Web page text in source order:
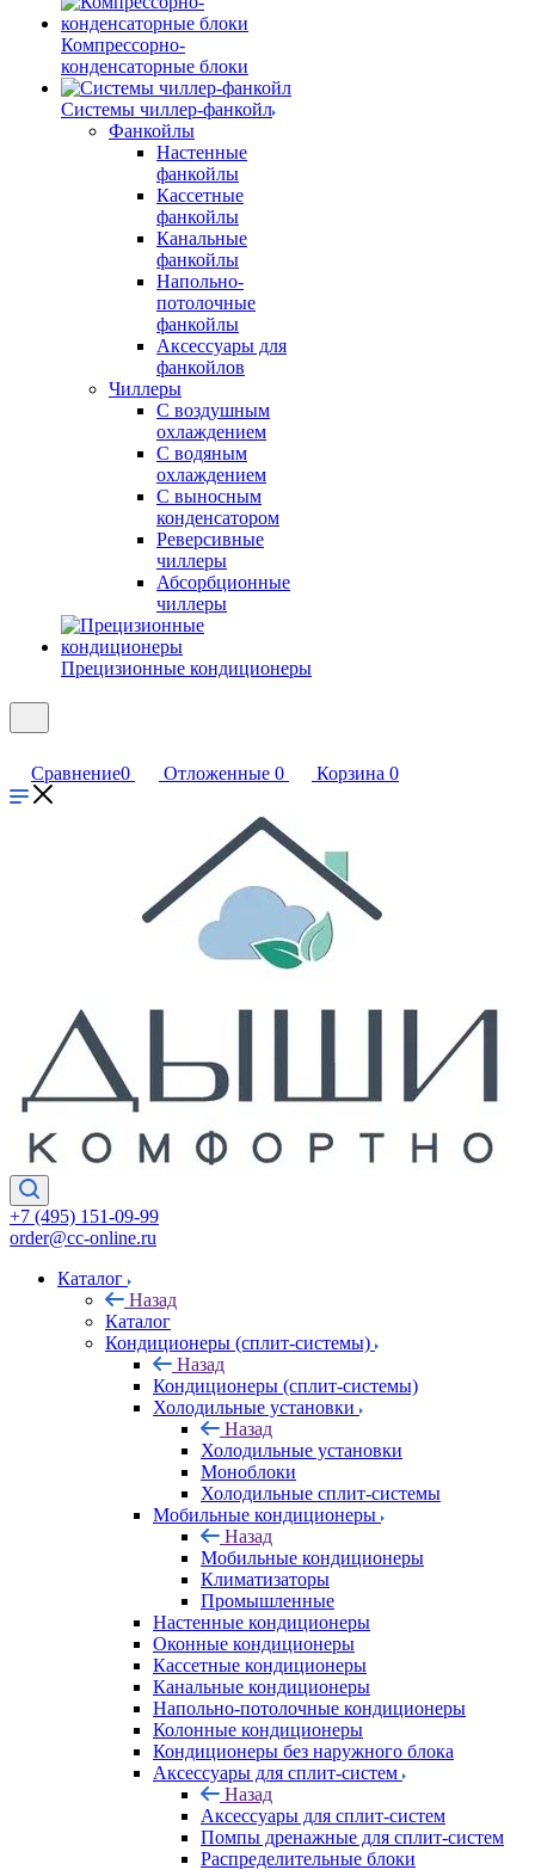
Компрессорно-
конденсаторные блоки
Системы чиллер-фанкойл
Фанкойлы
Настенные
фанкойлы
Кассетные
фанкойлы
Канальные
фанкойлы
Напольно-
потолочные
фанкойлы
Аксессуары для
фанкойлов
Чиллеры
С воздушным
охлаждением
С водяным
охлаждением
С выносным
конденсатором
Реверсивные
чиллеры
Абсорбционные
чиллеры
Прецизионные кондиционеры
Сравнение0 Отложенные 0 Корзина 0
+7 (495) 151-09-99
order@cc-online.ru
Каталог
Назад
Каталог
Кондиционеры (сплит-системы)
Назад
Кондиционеры (сплит-системы)
Холодильные установки
Назад
Холодильные установки
Моноблоки
Холодильные сплит-системы
Мобильные кондиционеры
Назад
Мобильные кондиционеры
Климатизаторы
Промышленные
Настенные кондиционеры
Оконные кондиционеры
Кассетные кондиционеры
Канальные кондиционеры
Напольно-потолочные кондиционеры
Колонные кондиционеры
Кондиционеры без наружного блока
Аксессуары для сплит-систем
Назад
Аксессуары для сплит-систем
Помпы дренажные для сплит-систем
Распределительные блоки